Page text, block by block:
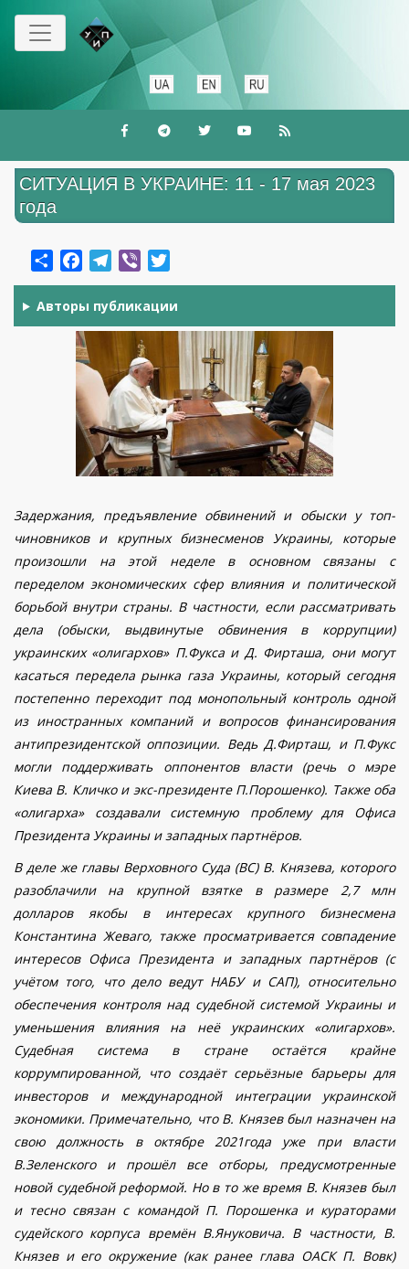
Перейти
основному
СИТУАЦИЯ В УКРАИНЕ: 11 - 17 мая 2023
года
ShareFacebookTelegram
Viber
Авторы публикации
Задержания, предъявление обвинений и обыски у топ-
чиновников и крупных бизнесменов Украины, которые
произошли на этой неделе в основном связаны с
переделом экономических сфер влияния и политической
борьбой внутри страны. В частности, если рассматривать
дела (обыски, выдвинутые обвинения в коррупции)
украинских «олигархов» П.Фукса и Д. Фирташа, они могут
касаться передела рынка газа Украины, который сегодня
постепенно переходит под монопольный контроль одной
из иностранных компаний и вопросов финансирования
антипрезидентской оппозиции. Ведь Д.Фирташ, и П.Фукс
могли поддерживать оппонентов власти (речь о мэре
Киева В. Кличко и экс-президенте П.Порошенко). Также оба
«олигарха» создавали системную проблему для Офиса
Президента Украины и западных партнёров.
В деле же главы Верховного Суда (ВС) В. Князева, которого
разоблачили на крупной взятке в размере 2,7 млн
долларов якобы в интересах крупного бизнесмена
Константина Жеваго, также просматривается совпадение
интересов Офиса Президента и западных партнёров (с
учётом того, что дело ведут НАБУ и САП), относительно
обеспечения контроля над судебной системой Украины и
уменьшения влияния на неё украинских «олигархов».
Судебная система в стране остаётся крайне
коррумпированной, что создаёт серьёзные барьеры для
инвесторов и международной интеграции украинской
экономики. Примечательно, что В. Князев был назначен на
свою должность в октябре 2021года уже при власти
В.Зеленского и прошёл все отборы, предусмотренные
новой судебной реформой. Но в то же время В. Князев был
и тесно связан с командой П. Порошенка и кураторами
судейского корпуса времён В.Януковича. В частности, В.
Князев и его окружение (как ранее глава ОАСК П. Вовк)